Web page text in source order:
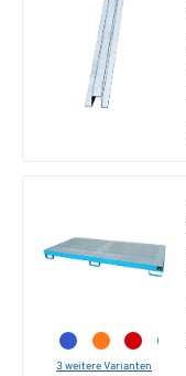
3 weitere Varianten